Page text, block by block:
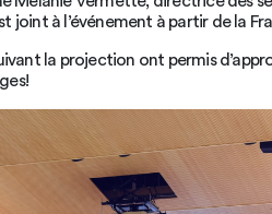
joint à l’événement à partir de la
la projection ont permis